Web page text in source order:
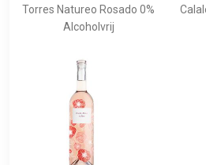
Torres Natureo Rosado 0%
Alcoholvrij